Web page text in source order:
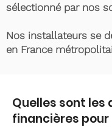
sélectionné par nos
Nos installateurs se
en France
Quelles sont les
financières pour